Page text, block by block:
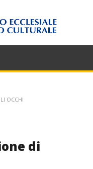
OCCHI
di